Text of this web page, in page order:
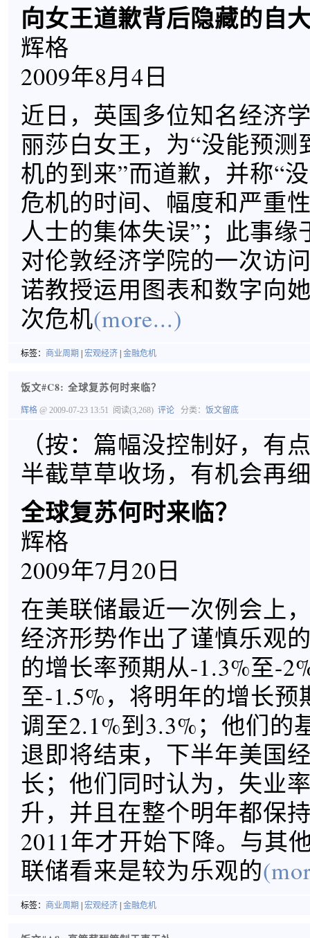
向女王道歉背后隐藏的自
辉格
2009年8月4日
近日，英国多位知名经济
丽莎白女王，为“没能预测
机的到来”而道歉，并称“
危机的时间、幅度和严重
人士的集体失误”；此事缘
对伦敦经济学院的一次访
诺教授运用图表和数字向
次危机(more...)
标签： 商业周期 宏观经济 金融危机
饭文#C8: 全球复苏何时来临？
辉格 @ 2009-07-23 13:51 阅读(3,268) 评论 分类： 饭文留底
（按：篇幅没控制好，有
半截草草收场，有机会再
全球复苏何时来临？
辉格
2009年7月20日
在美联储最近一次例会上
经济形势作出了谨慎乐观
的增长率预期从-1.3%至-
至-1.5%，将明年的增长预
调至2.1%到3.3%；他们的
退即将结束，下半年美国
长；他们同时认为，失业
升，并且在整个明年都保
2011年才开始下降。与其
联储看来是较为乐观的
标签： 商业周期 宏观经济 金融危机